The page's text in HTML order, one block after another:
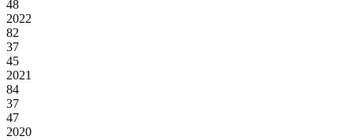
48
2022
82
37
45
2021
84
37
47
2020